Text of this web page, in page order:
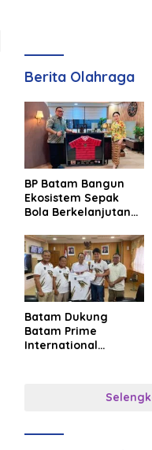
Berita Olahraga
BP Batam Bangun
Ekosistem Sepak
Bola Berkelanjutan
Premier FC
Batam Dukung
Batam Prime
International
Indonesia–